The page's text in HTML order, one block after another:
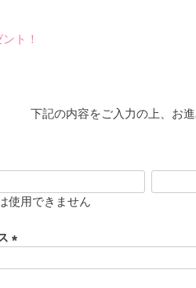
ト！
下記の内容をご入力の上、お進
使用できません